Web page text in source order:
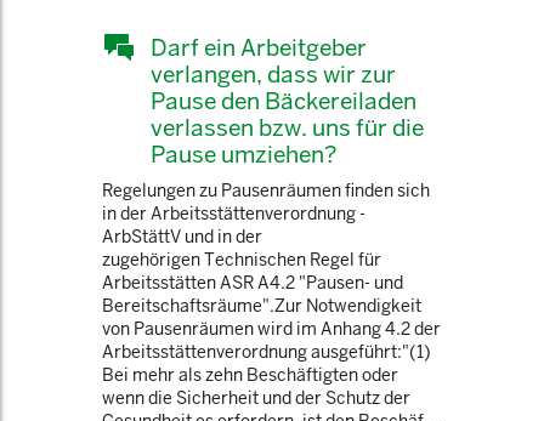
Darf ein Arbeitgeber
verlangen, dass wir zur
Pause den Bäckereiladen
verlassen bzw. uns für die
Pause umziehen?
Regelungen zu Pausenräumen finden sich
in der Arbeitsstättenverordnung -
ArbStättV und in der
zugehörigen Technischen Regel für
Arbeitsstätten ASR A4.2 "Pausen- und
Bereitschaftsräume".Zur Notwendigkeit
von Pausenräumen wird im Anhang 4.2 der
Arbeitsstättenverordnung ausgeführt:"(1)
Bei mehr als zehn Beschäftigten oder
wenn die Sicherheit und der Schutz der